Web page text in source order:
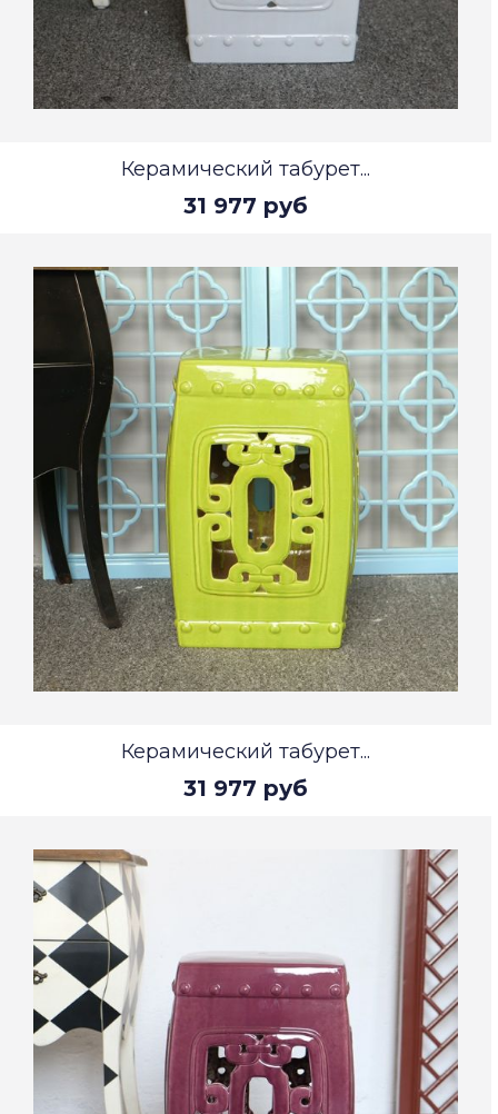
Керамический табурет...
31 977 руб
Керамический табурет...
31 977 руб